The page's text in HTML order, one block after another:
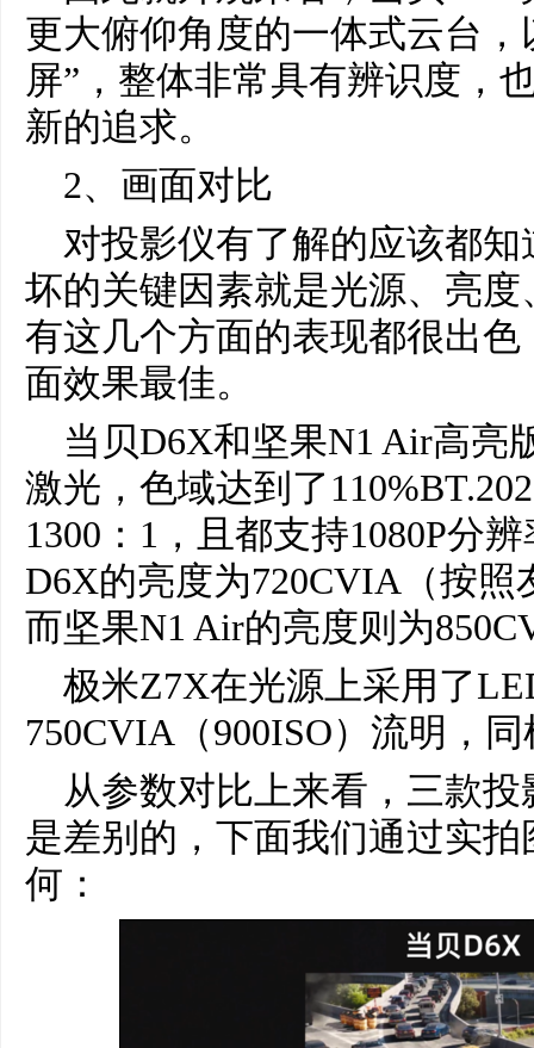
更大俯仰角度的一体式云台
屏”，整体非常具有辨识度，
新的追求。
2、画面对比
对投影仪有了解的应该都
坏的关键因素就是光源、亮
有这几个方面的表现都很出
面效果最佳。
当贝D6X和坚果N1 Air高亮
激光，色域达到了
1300：1，且都支持1080P分
D6X的亮度为720CVIA（按照
而坚果N1 Air的亮度则为
极米Z7X在光源上采用了
750CVIA（900ISO）流明，
从参数对比上来看，三款
是差别的，下面我们通过实
何：